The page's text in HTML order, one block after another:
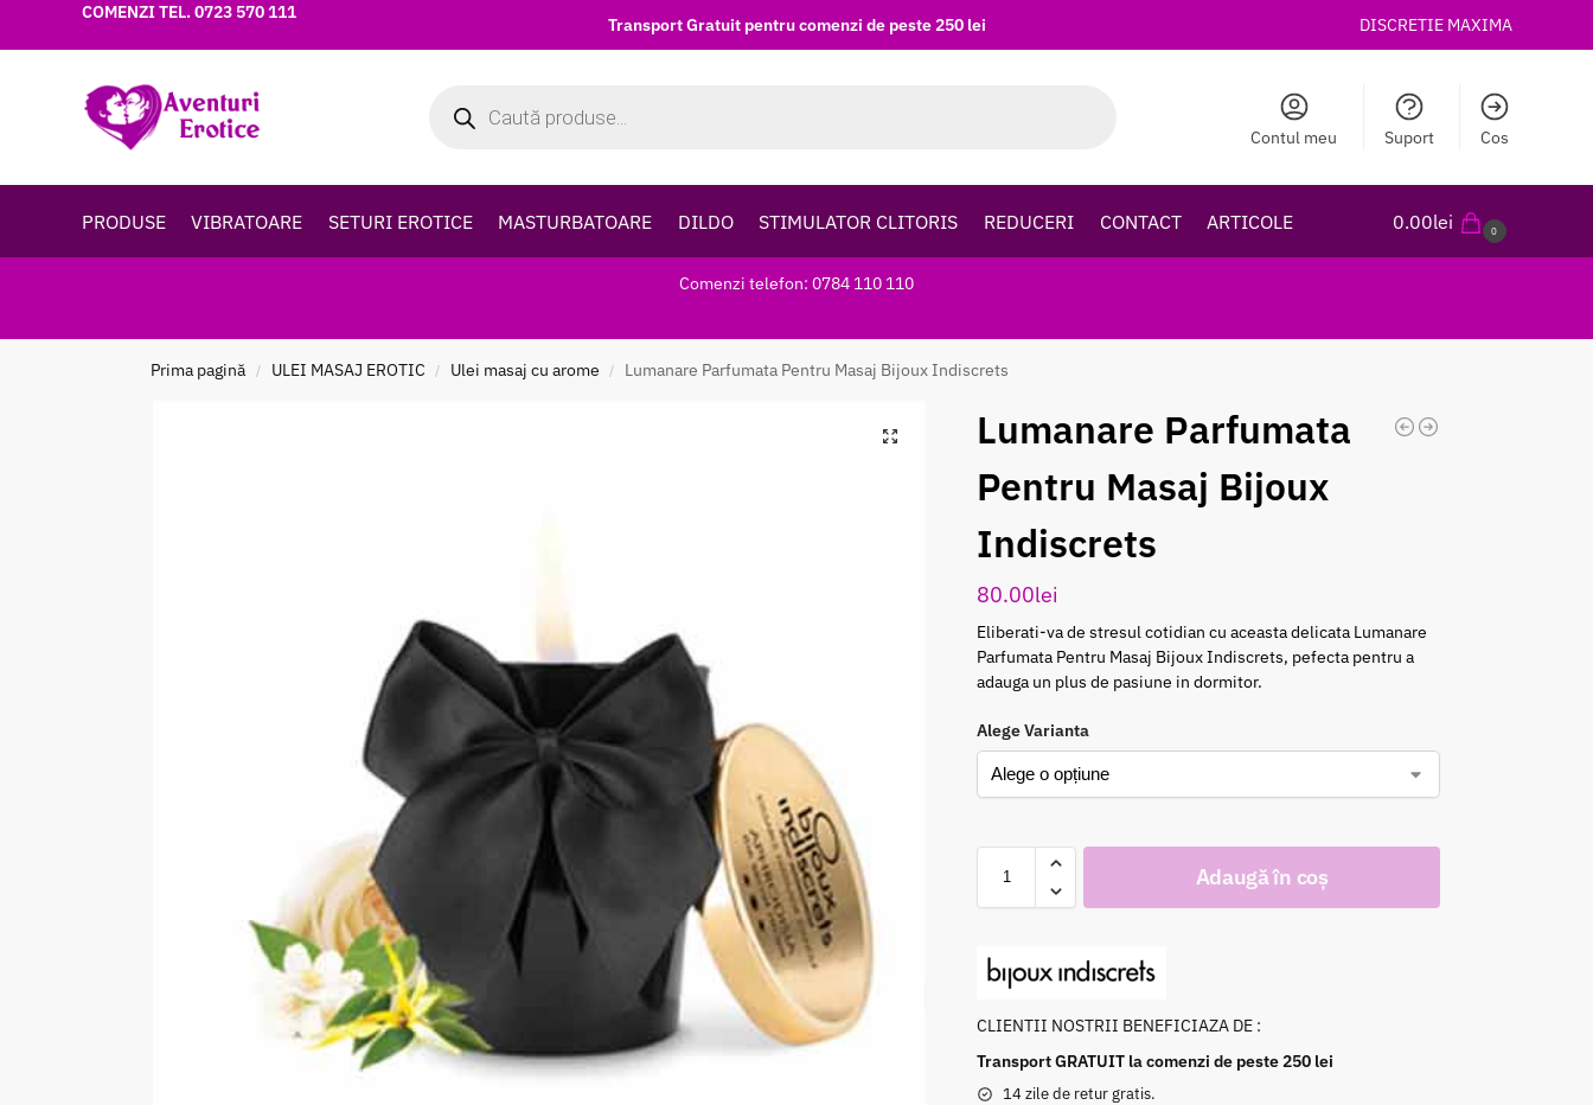
COMENZI TEL.0723 570 111
Transport Gratuit pentru comenzi de peste 250 lei DISCRETIE MAXIMA
Contul meu Suport Cos
PRODUSE VIBRATOARE SETURI EROTICE MASTURBATOARE DILDO STIMULATOR CLITORIS REDUCERI CONTACT ARTICOLE 0.00lei 0
Comenzi telefon: 0784 110 110
Prima pagină / ULEI MASAJ EROTIC / Ulei masaj cu arome / Lumanare Parfumata Pentru Masaj Bijoux Indiscrets
Lumanare Parfumata
Pentru Masaj Bijoux
Indiscrets
80.00lei
Eliberati-va de stresul cotidian cu aceasta delicata Lumanare
Parfumata Pentru Masaj Bijoux Indiscrets, pefecta pentru a
adauga un plus de pasiune in dormitor.
Alege Varianta
Adaugă în coș
CLIENTII NOSTRII BENEFICIAZA DE :
Transport GRATUIT la comenzi de peste 250 lei
14 zile de retur gratis.